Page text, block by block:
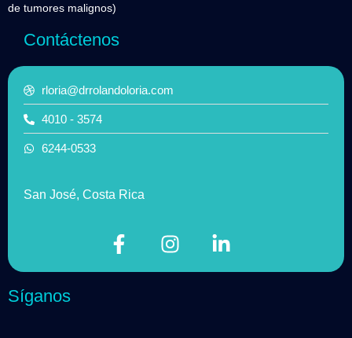
de tumores malignos)
Contáctenos
rloria@drrolandoloria.com
4010 - 3574
6244-0533
San José, Costa Rica
Síganos